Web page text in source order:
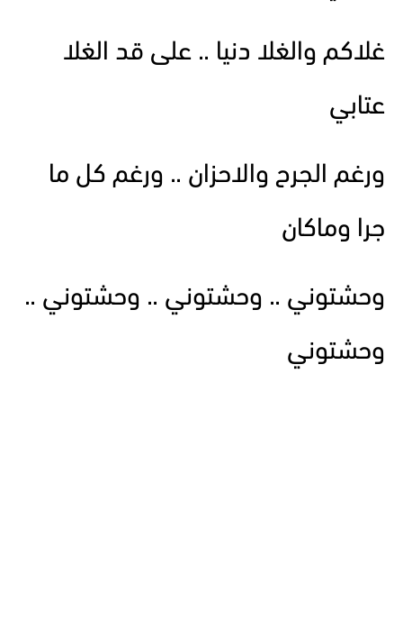
غلاكم والغلا دنيا .. على قد الغلا
عتابي
ورغم الجرح والاحزان .. ورغم كل ما
جرا وماكان
وحشتوني .. وحشتوني .. وحشتوني ..
وحشتوني